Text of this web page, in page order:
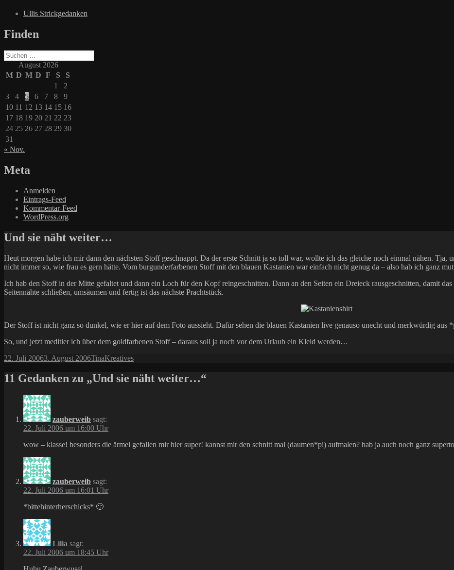
Ullis Strickgedanken
Finden
Suchen
nach:August 2026
M D M D F S
S
1
2
3
4 5 6 7 8
9
10 11 12 13 14 15 16
17 18 19 20 21 22 23
24 25 26 27 28 29 30
31
« Nov.
Meta
Anmelden
Eintrags-Feed
Kommentar-Feed
WordPress.org
Und sie näht weiter…
Heut morgen habe ich mir dann den nächsten Stoff geschnappt. Da der erste Schnitt ja so toll war, wollte ich das gleiche noch einmal nähen.
nicht immer so, wie frau es gern hätte. Vom burgunderfarbenen Stoff mit den blauen Kastanien war einfach nicht genug da – also hab ich ganz
Ich hab den Stoff in der Mitte gefaltet und dann ein Loch für den Kopf reingeschnitten. Dann an den Seiten ein Dreieck rausgeschnitten, damit
Seitennähte schließen, umsäumen und fertig ist das nächste Prachtstück.
Der Stoff ist nicht ganz so dunkel, wie er hier auf dem Foto aussieht. Dafür sehen die blauen Kastanien live genauso unecht und merkwürdig aus
So, und jetzt meditier ich über dem goldfarbenen Stoff – daraus soll ja noch vor dem Urlaub ein Kleid werden…
Veröffentlicht
22. Juli 20063. August 2006Autor
TinaKategorien
Kreatives
11 Gedanken zu „Und sie näht weiter…“
zauberweib sagt:
22. Juli 2006 um 16:00 Uhr
wow – klasse! besonders die ärmel gefallen mir hier super! kannst mir den schnitt mal (daumen*pi) aufmalen? hab ja auch noch ganz
zauberweib sagt:
22. Juli 2006 um 16:01 Uhr
*bittehinterherschicks* 🙂
Lilia sagt:
22. Juli 2006 um 18:45 Uhr